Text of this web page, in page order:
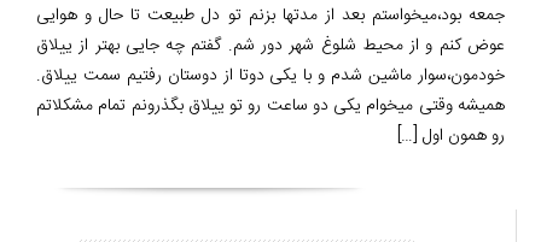
جمعه بود،میخواستم بعد از مدتها بزنم تو دل طبیعت تا حال و هوایی
عوض کنم و از محیط شلوغ شهر دور شم. گفتم چه جایی بهتر از ییلاق
خودمون،سوار ماشین شدم و با یکی دوتا از دوستان رفتیم سمت ییلاق.
همیشه وقتی میخوام یکی دو ساعت رو تو ییلاق بگذرونم تمام مشکلاتم
رو همون اول […]